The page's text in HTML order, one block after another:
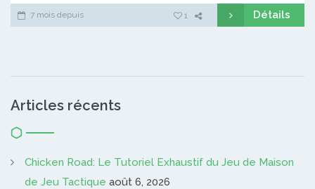
7 mois depuis 1 Détails
Articles récents
Chicken Road: Le Tutoriel Exhaustif du Jeu de Maison
de Jeu Tactique août 6, 2026